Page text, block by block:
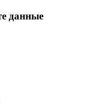
данные